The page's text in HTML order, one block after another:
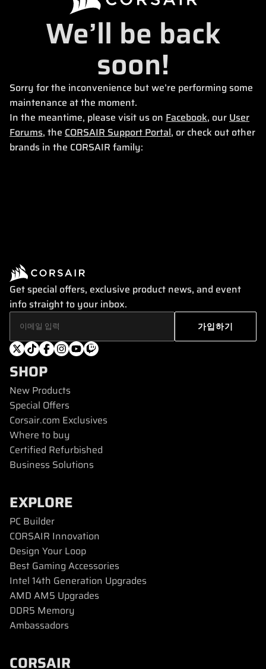
We’ll be back
soon!
Sorry for the inconvenience but we’re performing some
maintenance at the moment.
In the meantime, please visit us on Facebook, ourUser
Forums, the CORSAIR Support Portal, or check out other
brands in the CORSAIR family:
Get special offers, exclusive product news, and event
info straight to your inbox.
SHOP
New Products
Special Offers
Corsair.com Exclusives
Where to buy
Certified Refurbished
Business Solutions
EXPLORE
PC Builder
CORSAIR Innovation
Design Your Loop
Best Gaming Accessories
Intel 14th Generation Upgrades
AMD AM5 Upgrades
DDR5 Memory
Ambassadors
CORSAIR